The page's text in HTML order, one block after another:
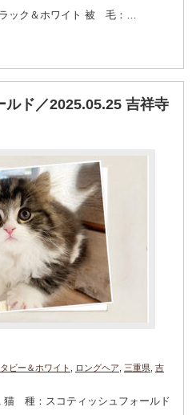
ック＆ホワイト 被 毛：…
ルド／2025.05.25 吉祥寺
ビー＆ホワイト ロングヘア 三重県 吉
猫 種：スコティッシュフォールド